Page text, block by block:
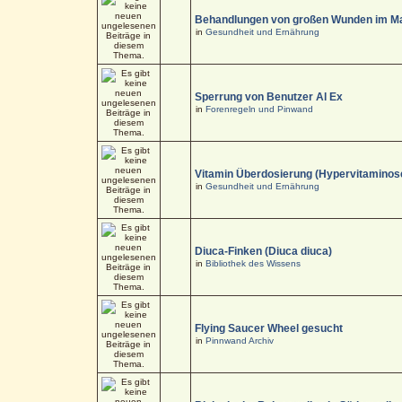
Behandlungen von großen Wunden im
in Gesundheit und Ernährung
Sperrung von Benutzer Al Ex
in Forenregeln und Pinwand
Vitamin Überdosierung
in Gesundheit und Ernährung
Diuca-Finken (Diuca diuca)
in Bibliothek des Wissens
Flying Saucer Wheel gesucht
in Pinnwand Archiv